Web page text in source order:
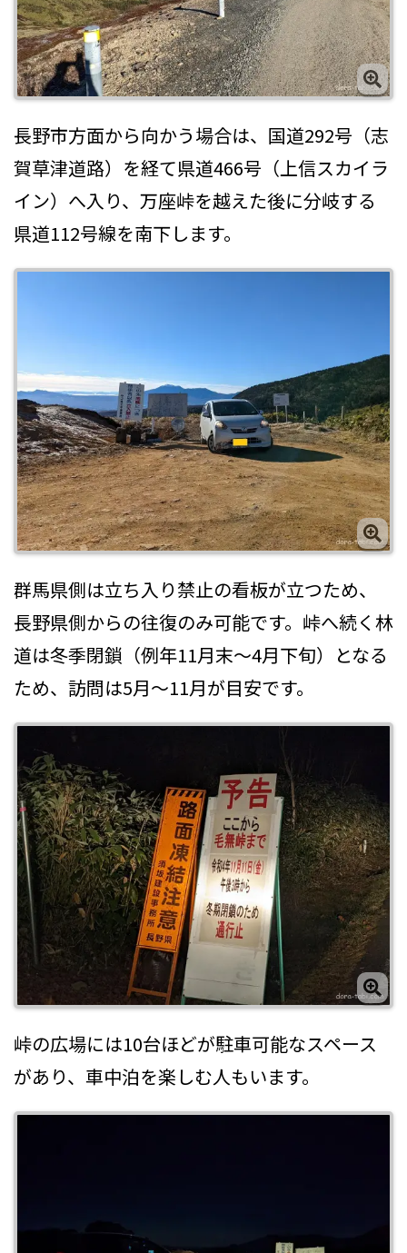
長野市方面から向かう場合は、国道292号（志
賀草津道路）を経て県道466号（上信スカイラ
イン）へ入り、万座峠を越えた後に分岐する
県道112号線を南下します。
群馬県側は立ち入り禁止の看板が立つため、
長野県側からの往復のみ可能です。峠へ続く林
道は冬季閉鎖（例年11月末〜4月下旬）となる
ため、訪問は5月〜11月が目安です。
峠の広場には10台ほどが駐車可能なスペース
があり、車中泊を楽しむ人もいます。